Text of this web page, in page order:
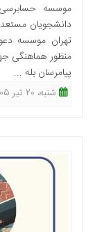
موسسه
دانشجویان
تهران موسسه
منظور هماهنگی
پیامرسان بله ...
شنبه، 20 تیر 1405 - 14:29